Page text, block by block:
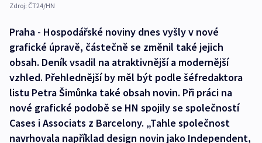
Zdroj: ČT24/HN
Praha - Hospodářské noviny dnes vyšly v nové
grafické úpravě, částečně se změnil také jejich
obsah. Deník vsadil na atraktivnější a modernější
vzhled. Přehlednější by měl být podle šéfredaktora
listu Petra Šimůnka také obsah novin. Při práci na
nové grafické podobě se HN spojily se společností
Cases i Associats z Barcelony. „Tahle společnost
navrhovala například design novin jako Independent,